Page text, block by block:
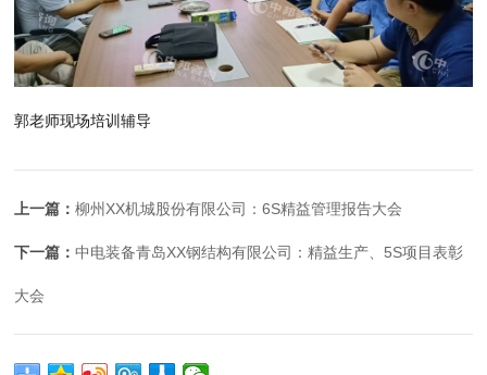
郭老师现场培训辅导
上一篇：柳州XX机城股份有限公司：6S精益管理报告大会
下一篇：中电装备青岛XX钢结构有限公司：精益生产、5S项目表彰
大会